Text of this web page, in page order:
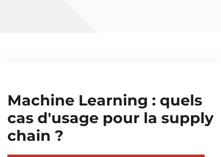
Machine Learning : quels
cas d'usage pour la supply
chain ?